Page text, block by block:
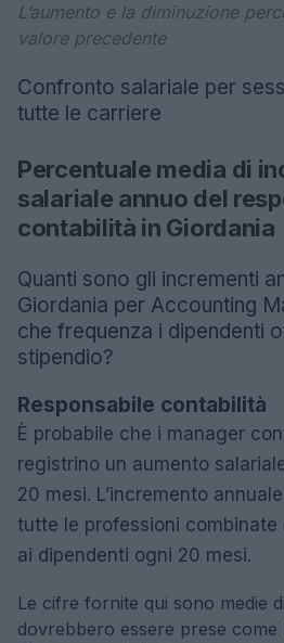
L’aumento e la diminuzione
valore precedente
Confronto salariale per
tutte le carriere
Percentuale media di
salariale annuo del
contabilità in Giordania
Quanti sono gli incrementi
Giordania per Accounting
che frequenza i dipendenti
stipendio?
Responsabile contabilità
È probabile che i manager
registrino un aumento
20 mesi. L’incremento
tutte le professioni
ai dipendenti ogni 20 mesi.
Le cifre fornite qui sono medie
dovrebbero essere prese come